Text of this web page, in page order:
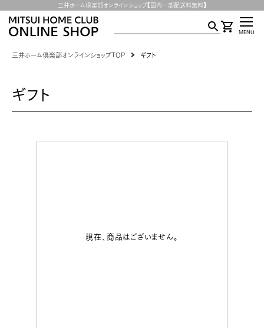
三井ホーム倶楽部オンラインショップ【国内一部配送料無料】
MENU
三井ホーム倶楽部オンラインショップTOP ギフト
ギフト
現在、商品はございません。